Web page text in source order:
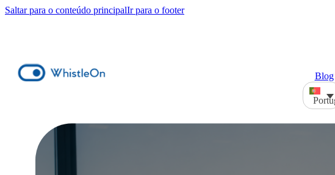
Saltar para o conteúdo principalIr para o footer
Blog